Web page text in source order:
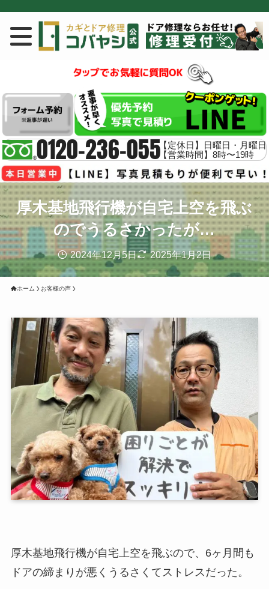
0120-236-055【定休日】日曜日・月曜日
【営業時間】8時〜19時
厚木基地飛行機が自宅上空を飛ぶ
のでうるさかったが…
2024年12月5日 2025年1月2日
ホーム お客様の声
厚木基地飛行機が自宅上空を飛ぶので、6ヶ月間も
ドアの締まりが悪くうるさくてストレスだった。